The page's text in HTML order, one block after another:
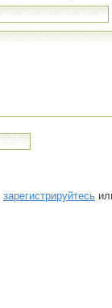
зарегистрируйтесь